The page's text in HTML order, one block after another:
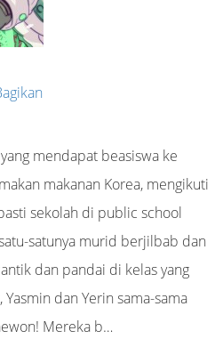
mendapat beasiswa ke
makanan Korea, mengikuti
sekolah di public school
satunya murid berjilbab dan
dan pandai di kelas yang
dan Yerin sama-sama
Mereka b…